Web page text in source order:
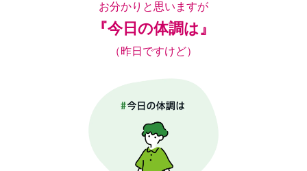
お分かりと思いますが
『今日の体調は』
（昨日ですけど）